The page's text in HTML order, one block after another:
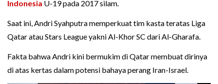
Indonesia U-19 pada 2017 silam.
Saat ini, Andri Syahputra memperkuat tim kasta teratas Liga
Qatar atau Stars League yakni Al-Khor SC dari Al-Gharafa.
Fakta bahwa Andri kini bermukim di Qatar membuat dirinya
di atas kertas dalam potensi bahaya perang Iran-Israel.